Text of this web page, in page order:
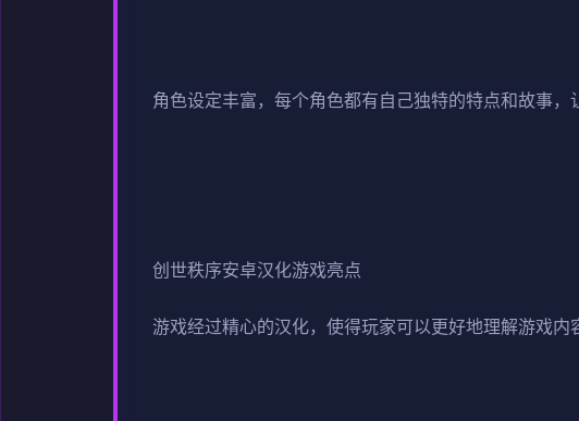
角色设定丰富，每个角色都有自己独特的特点和故事，
创世秩序安卓汉化游戏亮点
游戏经过精心的汉化，使得玩家可以更好地理解游戏内